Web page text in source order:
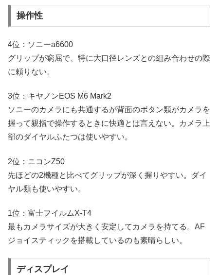
操作性
4位：ソニーa6600
グリップが窮屈で、特に大口径レンズとの組み合わせの際
に頼りない。
3位：キヤノンEOS M6 Mark2
ソニーのカメラにも共通するが背面のボタン類がカメラを
握って親指で操作するときに快適とは言えない。カメラ上
部のダイヤルふたつは使いやすい。
2位：ニコンZ50
先ほどの2機種と比べてグリップが深く握りやすい。ダイ
ヤル類も使いやすい。
1位：富士フイルムX-T4
最もカメラサイズが大きく安定してカメラを持てる。AF
ジョイスティックを搭載しているのも素晴らしい。
ディスプレイ